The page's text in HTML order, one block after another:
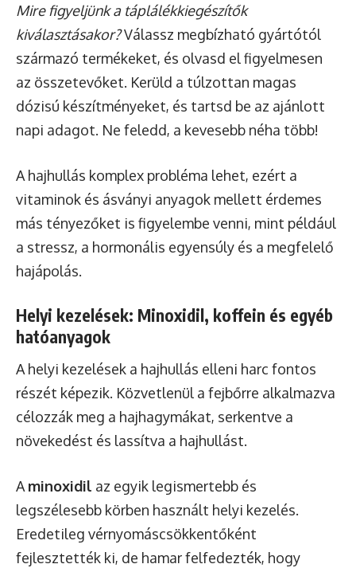
Mire figyeljünk a táplálékkiegészítők
kiválasztásakor?Válassz megbízható gyártótól
származó termékeket, és olvasd el figyelmesen
az összetevőket. Kerüld a túlzottan magas
dózisú készítményeket, és tartsd be az ajánlott
napi adagot. Ne feledd, a kevesebb néha több!
A hajhullás komplex probléma lehet, ezért a
vitaminok és ásványi anyagok mellett érdemes
más tényezőket is figyelembe venni, mint például
a stressz, a hormonális egyensúly és a megfelelő
hajápolás.
Helyi kezelések: Minoxidil, koffein és egyéb
hatóanyagok
A helyi kezelések a hajhullás elleni harc fontos
részét képezik. Közvetlenül a fejbőrre alkalmazva
célozzák meg a hajhagymákat, serkentve a
növekedést és lassítva a hajhullást.
A minoxidil az egyik legismertebb és
legszélesebb körben használt helyi kezelés.
Eredetileg vérnyomáscsökkentőként
fejlesztették ki, de hamar felfedezték, hogy